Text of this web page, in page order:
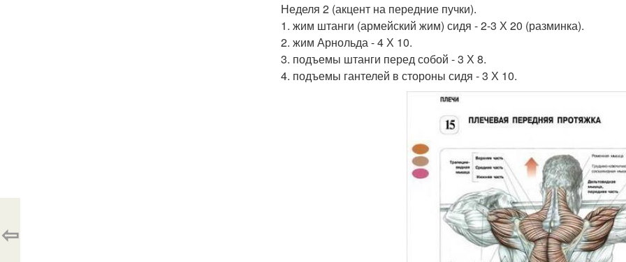
Неделя 2 (акцент на передние пучки).
1. жим штанги (армейский жим) сидя - 2-3 Х 20 (разминка).
2. жим Арнольда - 4 Х 10.
3. подъемы штанги перед собой - 3 Х 8.
4. подъемы гантелей в стороны сидя - 3 Х 10.
⇦